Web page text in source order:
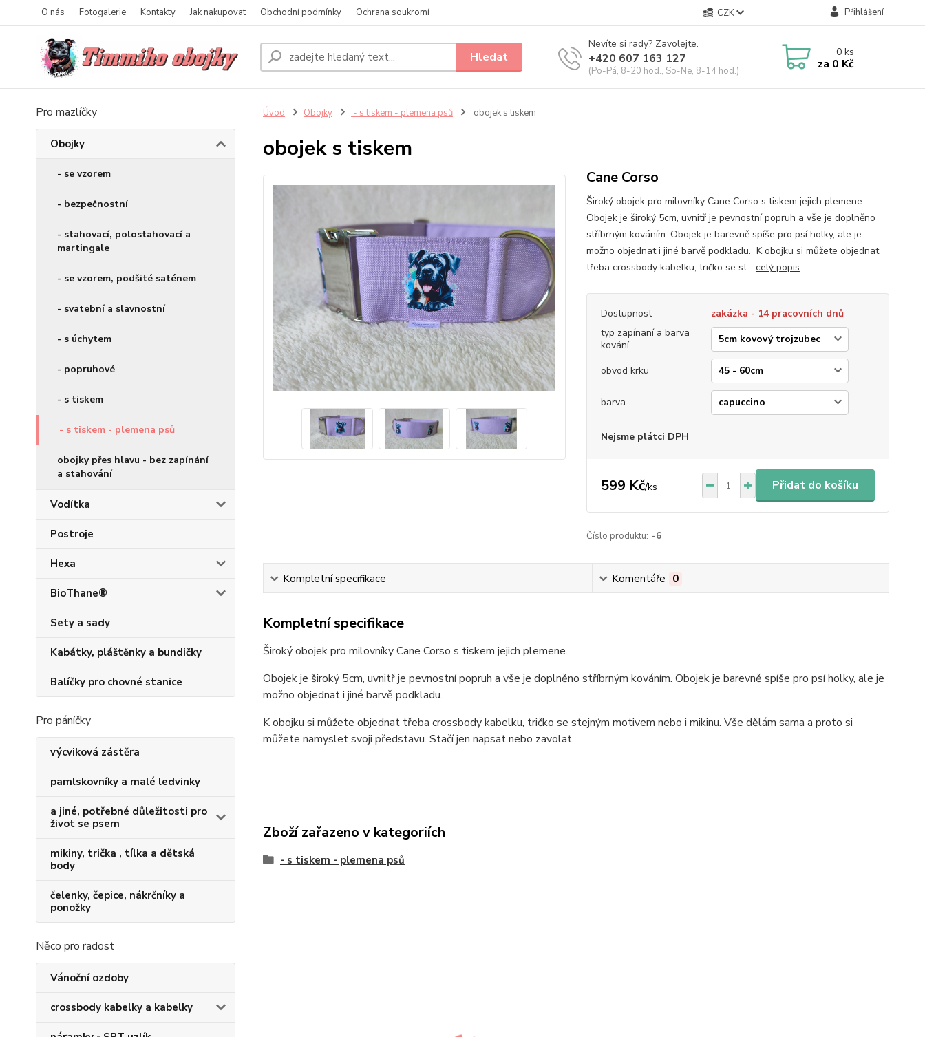
O nás Fotogalerie Kontakty Jak nakupovat Obchodní podmínky Ochrana soukromí CZK Přihlášení
Hledat
Nevíte si rady? Zavolejte.
+420 607 163 127
(Po-Pá, 8-20 hod., So-Ne, 8-14 hod.)
0ks
za 0 Kč
Pro mazlíčky
Obojky
- se vzorem
- bezpečnostní
- stahovací, polostahovací a
martingale
- se vzorem, podšité saténem
- svatební a slavnostní
- s úchytem
- popruhové
- s tiskem
- s tiskem - plemena psů
obojky přes hlavu - bez zapínání
a stahování
Vodítka
Postroje
Hexa
BioThane®
Sety a sady
Kabátky, pláštěnky a bundičky
Balíčky pro chovné stanice
Pro páníčky
výcviková zástěra
pamlskovníky a malé ledvinky
a jiné, potřebné důležitosti pro
život se psem
mikiny, trička , tílka a dětská
body
čelenky, čepice, nákrčníky a
ponožky
Něco pro radost
Vánoční ozdoby
crossbody kabelky a kabelky
Úvod Obojky - s tiskem - plemena psů obojek s tiskem
obojek s tiskem
Cane Corso
Široký obojek pro milovníky Cane Corso s tiskem jejich plemene.
Obojek je široký 5cm, uvnitř je pevnostní popruh a vše je doplněno
stříbrným kováním. Obojek je barevně spíše pro psí holky, ale je
možno objednat i jiné barvě podkladu. K obojku si můžete objednat
třeba crossbody kabelku, tričko se st... celý popis
Dostupnost
zakázka - 14 pracovních dnů
typ zapínaní a barva
kování
obvod krku
barva
Nejsme plátci DPH
599 Kč/ks Přidat do košíku
Číslo produktu: -6
Kompletní specifikace Komentáře 0
Kompletní specifikace
Široký obojek pro milovníky Cane Corso s tiskem jejich plemene.
Obojek je široký 5cm, uvnitř je pevnostní popruh a vše je doplněno stříbrným kováním. Obojek je barevně spíše pro psí holky, ale je
možno objednat i jiné barvě podkladu.
K obojku si můžete objednat třeba crossbody kabelku, tričko se stejným motivem nebo i mikinu. Vše dělám sama a proto si
můžete namyslet svoji představu. Stačí jen napsat nebo zavolat.
Zboží zařazeno v kategoriích
- s tiskem - plemena psů